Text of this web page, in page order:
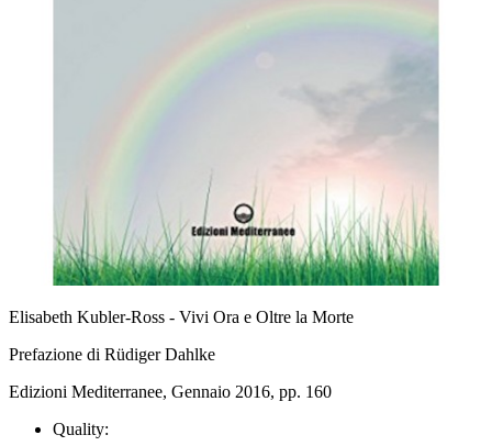
Elisabeth Kubler-Ross - Vivi Ora e Oltre la Morte
Prefazione di Rüdiger Dahlke
Edizioni Mediterranee, Gennaio 2016, pp. 160
Quality: